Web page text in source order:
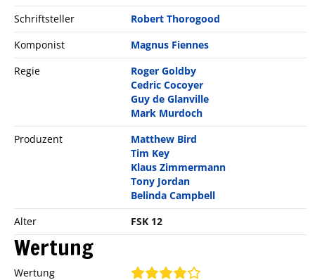
Schriftsteller
Robert Thorogood
Komponist
Magnus Fiennes
Regie
Roger Goldby
Cedric Cocoyer
Guy de Glanville
Mark Murdoch
Produzent
Matthew Bird
Tim Key
Klaus Zimmermann
Tony Jordan
Belinda Campbell
Alter
FSK 12
Wertung
Wertung